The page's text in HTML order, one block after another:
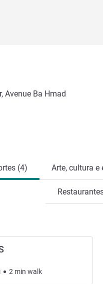
Avenue Ba Hmad
(4) Arte, cultura e
2 min walk